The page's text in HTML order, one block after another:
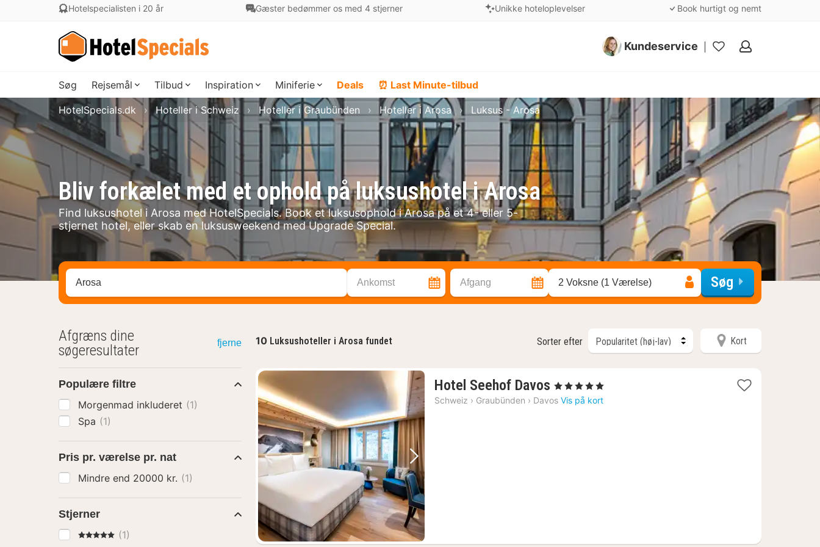
Hotelspecialisten i 20 år Gæster bedømmer os med 4 stjerner Unikke hoteloplevelser Book hurtigt og nemt
Kundeservice
Mine
Søg Rejsemål Tilbud Inspiration Miniferie Deals ⏰ Last Minute-tilbud
Bliv forkælet med et ophold på luksushotel i Arosa
Find luksushotel i Arosa med HotelSpecials. Book et luksusophold i Arosa på et 4- eller 5-
stjernet hotel, eller skab en luksusweekend med Upgrade Special.
HotelSpecials.dk Hoteller i Schweiz Hoteller i Graubünden Hoteller i Arosa Luksus - Arosa
Søg efter destination ... Ankomst Afgang 2 Voksne (1 Værelse) Søg
10 Luksushoteller i Arosa fundet Sorter efter Kort
Forrige billede Næste billede
Hotel Seehof Davos 1
nat
, 5 Stjerner
Schweiz › Graubünden › Davos Vis på kort
Afgræns dine
søgeresultater
fjerne
Populære filtre
Morgenmad inkluderet (1)
Spa (1)
Pris pr. værelse pr. nat
Mindre end 20000 kr. (1)
Stjerner
5 Stjerner(1)